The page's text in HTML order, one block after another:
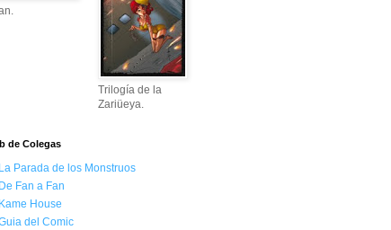
Trilogía de la
Zariüeya.
de Colegas
La Parada de los Monstruos
De Fan a Fan
Kame House
del Comic